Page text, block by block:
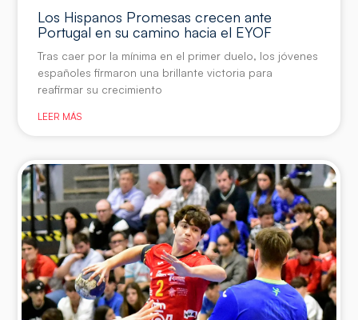
Los Hispanos Promesas crecen ante
Portugal en su camino hacia el EYOF
Tras caer por la mínima en el primer duelo, los jóvenes
españoles firmaron una brillante victoria para
reafirmar su crecimiento
LEER MÁS